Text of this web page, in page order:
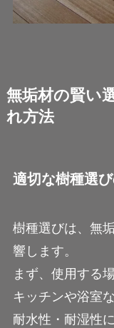
無垢材の賢い
れ方法
適切な樹種選
樹種選びは、無
響します。
まず、使用する
キッチンや浴室
耐水性・耐湿性